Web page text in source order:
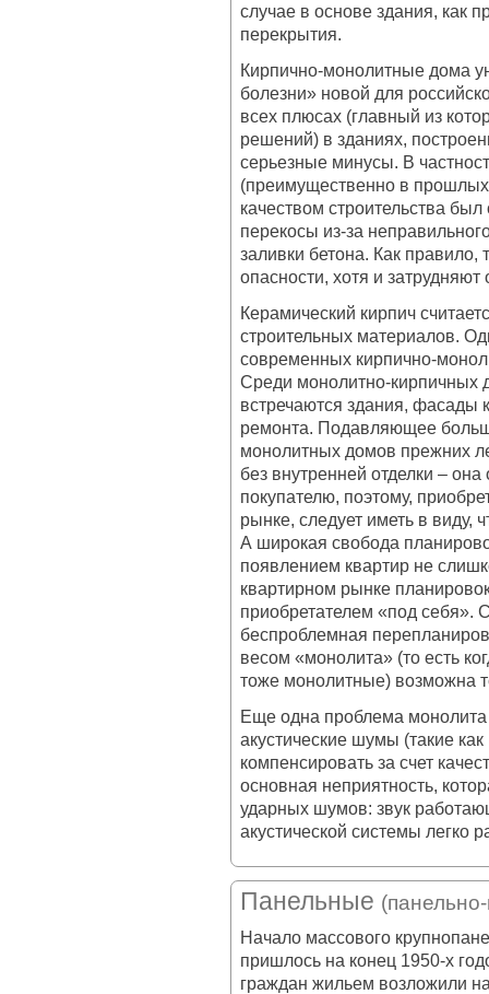
случае в основе здания, как
перекрытия.
Кирпично-монолитные дома
болезни» новой для
всех плюсах (главный из
решений) в зданиях,
серьезные минусы. В
(преимущественно в прошлых
качеством строительства
перекосы из-за
заливки бетона. Как
опасности, хотя и
Керамический кирпич
строительных материалов.
современных кирпично-
Среди монолитно-кирпичных
встречаются здания, фасады
ремонта. Подавляющее
монолитных домов прежних
без внутренней отделки –
покупателю, поэтому,
рынке, следует иметь в виду,
А широкая свобода
появлением квартир не
квартирном рынке
приобретателем «под себя».
беспроблемная
весом «монолита» (то есть
тоже монолитные) возможна
Еще одна проблема
акустические шумы (такие
компенсировать за счет
основная неприятность,
ударных шумов: звук
акустической системы легко
Панельные
Начало массового
пришлось на конец 1950-х
граждан жильем возложили